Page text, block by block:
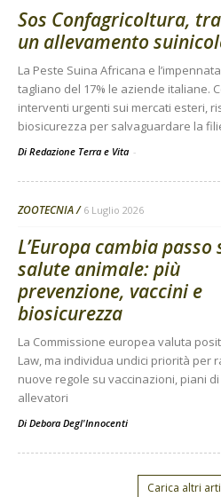
Sos Confagricoltura,
un allevamento
La Peste Suina Africana e
tagliano del 17% le aziende italiane.
interventi urgenti sui mercati esteri,
biosicurezza per salvaguardare la
Di Redazione Terra e Vita -
ZOOTECNIA 6 Luglio 2026
L’Europa cambia passo
salute animale: più
prevenzione, vaccini e
biosicurezza
La Commissione europea valuta
Law, ma individua undici priorità per
nuove regole su vaccinazioni, piani
allevatori
Di Debora Degl'Innocenti
Carica altri